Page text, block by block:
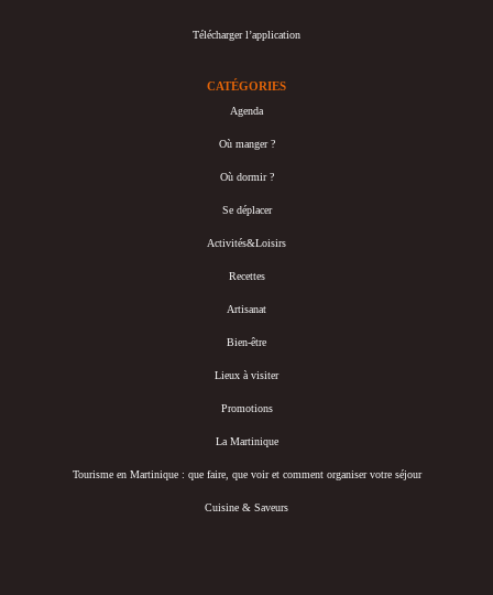
Télécharger l’application
CATÉGORIES
Agenda
Où manger ?
Où dormir ?
Se déplacer
Activités&Loisirs
Recettes
Artisanat
Bien-être
Lieux à visiter
Promotions
La Martinique
Tourisme en Martinique : que faire, que voir et comment organiser votre séjour
Cuisine & Saveurs